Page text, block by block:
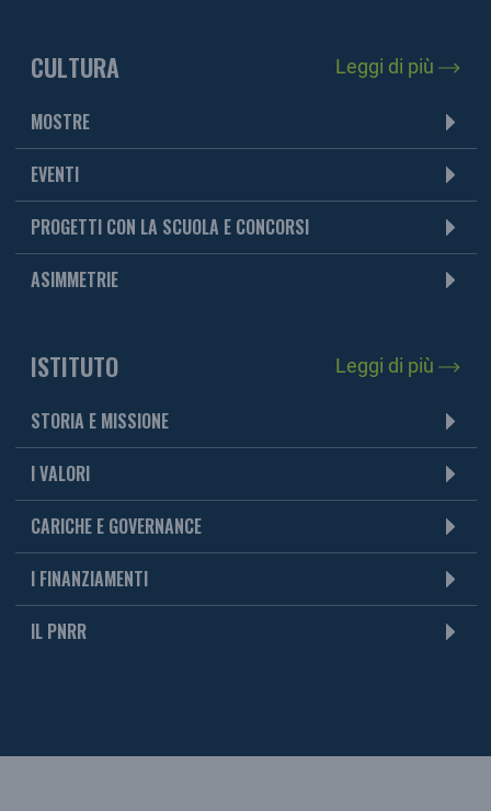
CULTURA Leggi di più
MOSTRE
EVENTI
PROGETTI CON LA SCUOLA E CONCORSI
ASIMMETRIE
ISTITUTO Leggi di più
STORIA E MISSIONE
I VALORI
CARICHE E GOVERNANCE
I FINANZIAMENTI
IL PNRR